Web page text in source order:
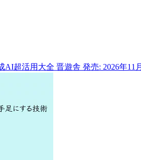
AI超活用大全 晋遊舎 発売: 2026年11